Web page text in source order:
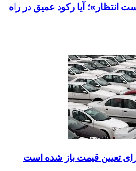
آیا رکود عمیق در راه
تعیین قیمت باز شده است